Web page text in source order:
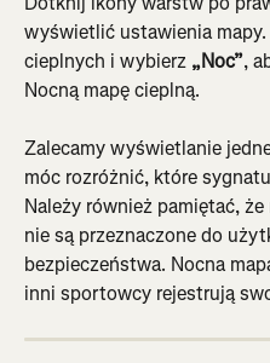
wyświetlić ustawienia mapy.
cieplnych i wybierz „Noc”,
Nocną mapę cieplną.
Zalecamy wyświetlanie
móc rozróżnić, które
Należy również pamiętać,
nie są przeznaczone do
bezpieczeństwa. Nocna
inni sportowcy rejestrują